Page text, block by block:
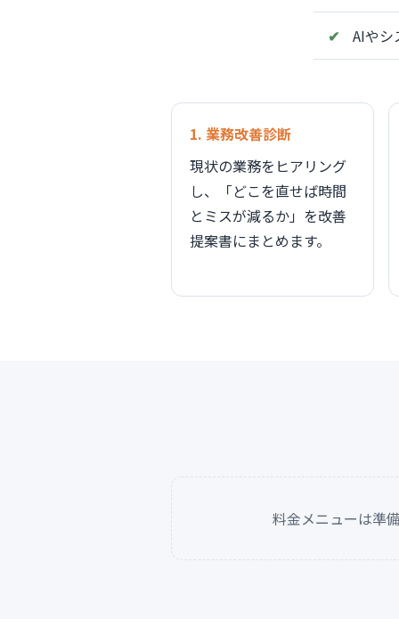
AIやシ
1. 業務改善診断
現状の業務をヒアリング
し、「どこを直せば時間
とミスが減るか」を改善
提案書にまとめます。
料金メニューは準